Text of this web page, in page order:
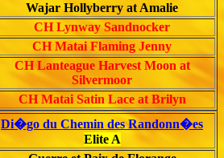
Wajar Hollyberry at Amalie
CH Lynway Sandnocker
CH Matai Flaming Jenny
CH Lanteague Harvest Moon at
Silvermoor
CH Matai Satin Lace at Brilyn
Di�go du Chemin des Randonn�es
Elite A